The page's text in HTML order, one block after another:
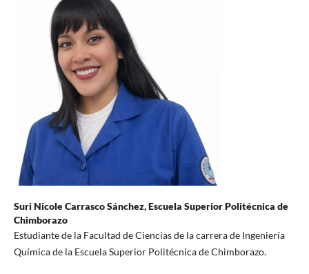
Suri Nicole Carrasco Sánchez,Escuela Superior Politécnica de
Chimborazo
Estudiante de la Facultad de Ciencias de la carrera de Ingeniería
Química de la Escuela Superior Politécnica de Chimborazo.